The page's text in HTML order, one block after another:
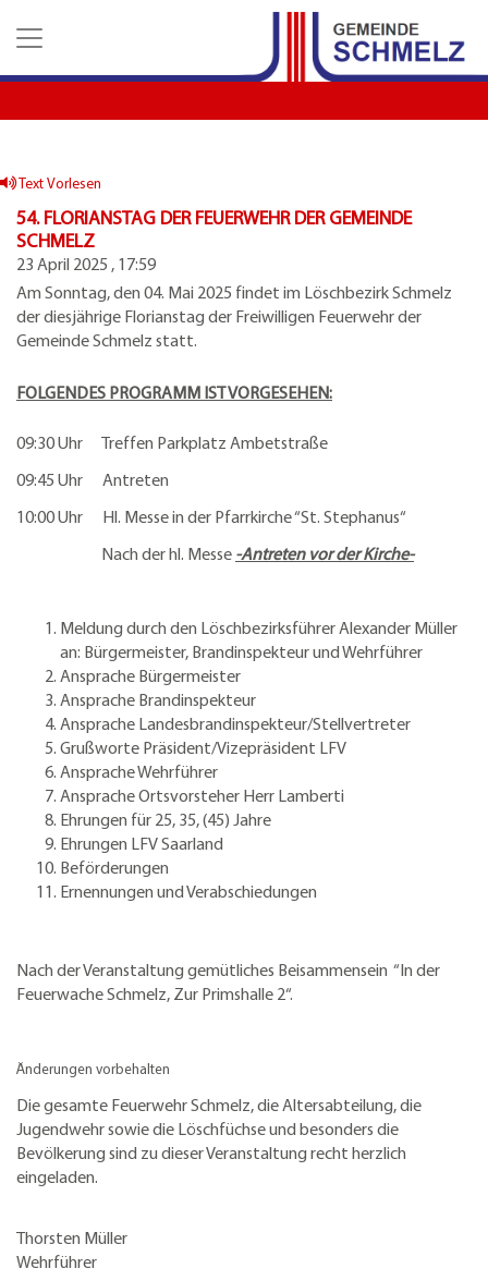
H
t
I
l
e
n Text Vorlesen
54. FLORIANSTAG DER FEUERWEHR DER GEMEINDE
SCHMELZ
23 April 2025 , 17:59
Am Sonntag, den 04. Mai 2025 findet im Löschbezirk Schmelz
der diesjährige Florianstag der Freiwilligen Feuerwehr der
Gemeinde Schmelz statt.
FOLGENDES PROGRAMM IST VORGESEHEN:
09:30 Uhr Treffen Parkplatz Ambetstraße
09:45 Uhr Antreten
10:00 Uhr Hl. Messe in der Pfarrkirche “St. Stephanus“
Nach der hl. Messe -Antreten vor der Kirche-
Meldung durch den Löschbezirksführer Alexander Müller
an: Bürgermeister, Brandinspekteur und Wehrführer
Ansprache Bürgermeister
Ansprache Brandinspekteur
Ansprache Landesbrandinspekteur/Stellvertreter
Grußworte Präsident/Vizepräsident LFV
Ansprache Wehrführer
Ansprache Ortsvorsteher Herr Lamberti
Ehrungen für 25, 35, (45) Jahre
Ehrungen LFV Saarland
Beförderungen
Ernennungen und Verabschiedungen
Nach der Veranstaltung gemütliches Beisammensein “In der
Feuerwache Schmelz, Zur Primshalle 2“.
Änderungen vorbehalten
Die gesamte Feuerwehr Schmelz, die Altersabteilung, die
Jugendwehr sowie die Löschfüchse und besonders die
Bevölkerung sind zu dieser Veranstaltung recht herzlich
eingeladen.
Thorsten Müller
Wehrführer